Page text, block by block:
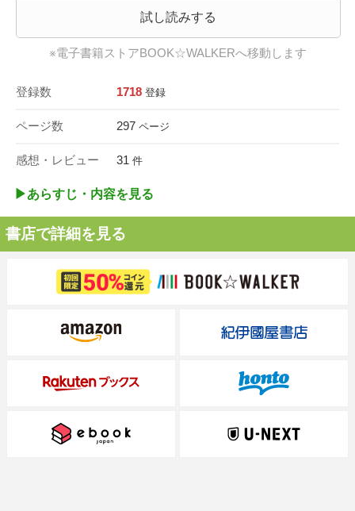
試し読みする
※電子書籍ストアBOOK☆WALKERへ移動します
登録数 1718 登録
ページ数 297 ページ
感想・レビュー 31 件
▶︎あらすじ・内容を見る
書店で詳細を見る